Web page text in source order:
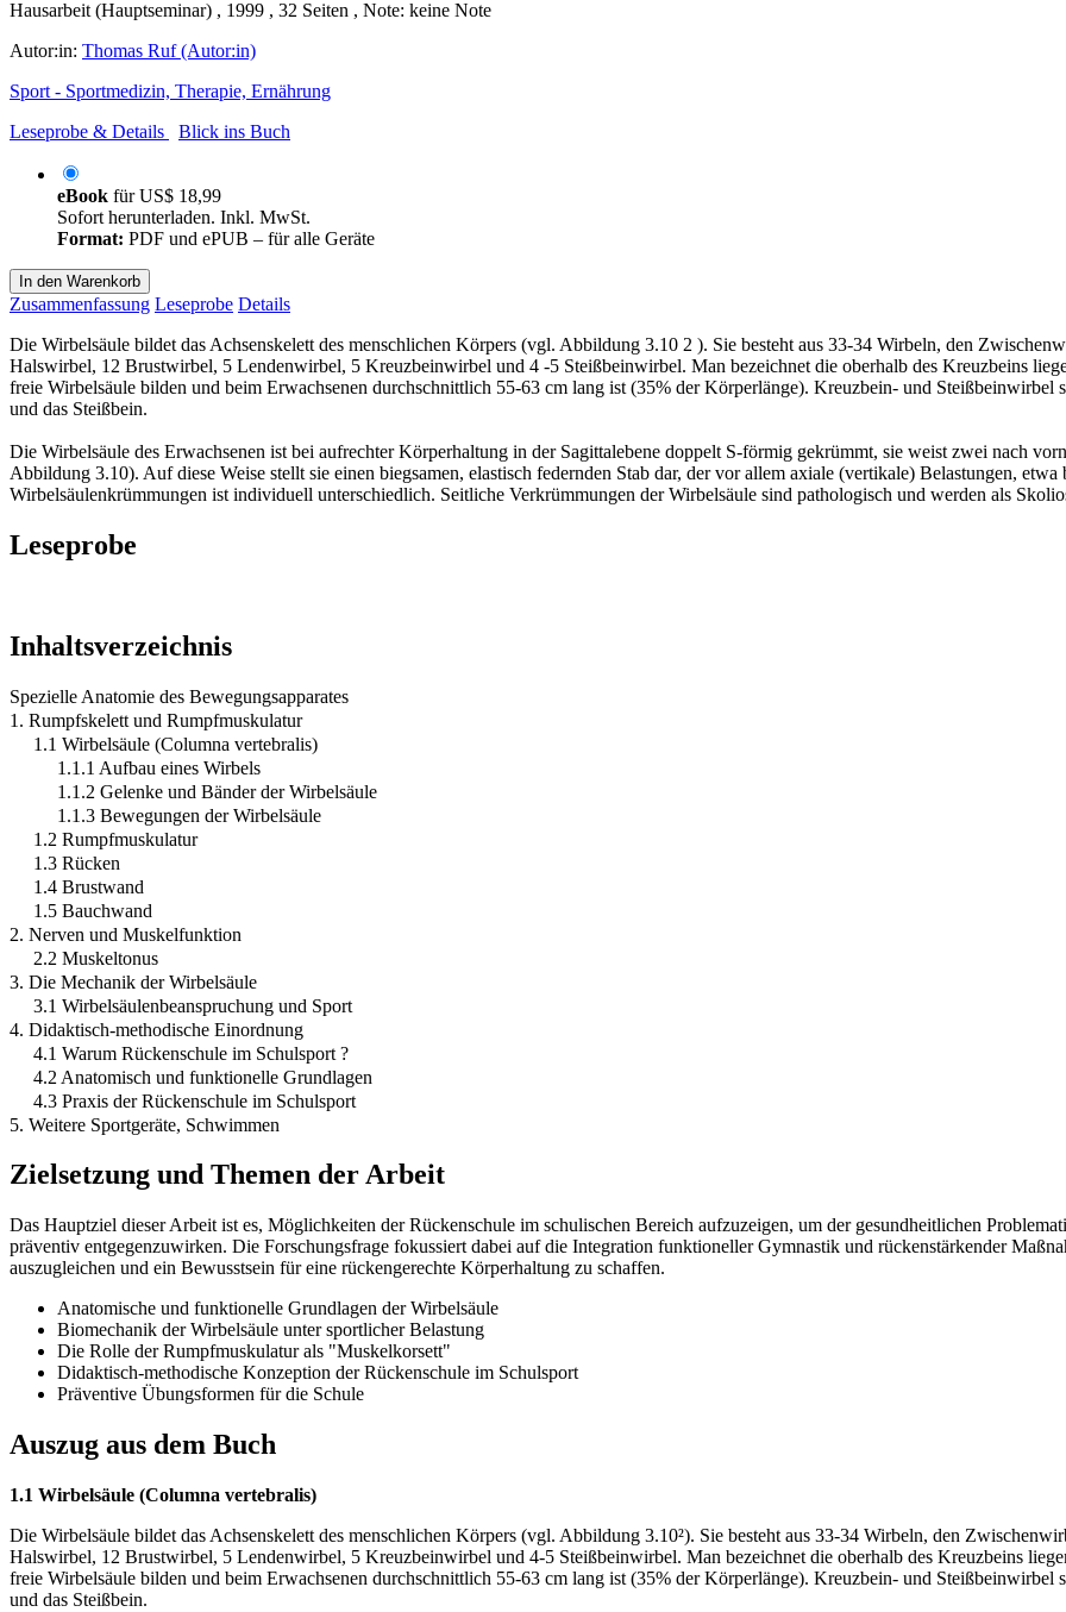
Hausarbeit (Hauptseminar) , 1999 , 32 Seiten , Note: keine Note
Autor:in: Thomas Ruf (Autor:in)
Sport - Sportmedizin, Therapie, Ernährung
Leseprobe & Details
Blick ins Buch
eBook fürUS$ 18,99
Sofort herunterladen. Inkl. MwSt.
Format: PDF und ePUB – für alle Geräte
In den Warenkorb
Zusammenfassung Leseprobe Details
Die Wirbelsäule bildet das Achsenskelett des menschlichen Körpers (vgl. Abbildung 3.10 2 ). Sie besteht aus 33-34 Wirbeln, den
Halswirbel, 12 Brustwirbel, 5 Lendenwirbel, 5 Kreuzbeinwirbel und 4 -5 Steißbeinwirbel. Man bezeichnet die oberhalb des Kreuzbeins
freie Wirbelsäule bilden und beim Erwachsenen durchschnittlich 55-63 cm lang ist (35% der Körperlänge). Kreuzbein- und Steißbeinwirbel
und das Steißbein.
Die Wirbelsäule des Erwachsenen ist bei aufrechter Körperhaltung in der Sagittalebene doppelt S-förmig gekrümmt, sie weist zwei nach
Abbildung 3.10). Auf diese Weise stellt sie einen biegsamen, elastisch federnden Stab dar, der vor allem axiale (vertikale) Belastungen,
Wirbelsäulenkrümmungen ist individuell unterschiedlich. Seitliche Verkrümmungen der Wirbelsäule sind pathologisch und werden als
Leseprobe
Inhaltsverzeichnis
Spezielle Anatomie des Bewegungsapparates
1. Rumpfskelett und Rumpfmuskulatur
1.1 Wirbelsäule (Columna vertebralis)
1.1.1 Aufbau eines Wirbels
1.1.2 Gelenke und Bänder der Wirbelsäule
1.1.3 Bewegungen der Wirbelsäule
1.2 Rumpfmuskulatur
1.3 Rücken
1.4 Brustwand
1.5 Bauchwand
2. Nerven und Muskelfunktion
2.2 Muskeltonus
3. Die Mechanik der Wirbelsäule
3.1 Wirbelsäulenbeanspruchung und Sport
4. Didaktisch-methodische Einordnung
4.1 Warum Rückenschule im Schulsport ?
4.2 Anatomisch und funktionelle Grundlagen
4.3 Praxis der Rückenschule im Schulsport
5. Weitere Sportgeräte, Schwimmen
Zielsetzung und Themen der Arbeit
Das Hauptziel dieser Arbeit ist es, Möglichkeiten der Rückenschule im schulischen Bereich aufzuzeigen, um der gesundheitlichen
präventiv entgegenzuwirken. Die Forschungsfrage fokussiert dabei auf die Integration funktioneller Gymnastik und rückenstärkender
auszugleichen und ein Bewusstsein für eine rückengerechte Körperhaltung zu schaffen.
Anatomische und funktionelle Grundlagen der Wirbelsäule
Biomechanik der Wirbelsäule unter sportlicher Belastung
Die Rolle der Rumpfmuskulatur als "Muskelkorsett"
Didaktisch-methodische Konzeption der Rückenschule im Schulsport
Präventive Übungsformen für die Schule
Auszug aus dem Buch
1.1 Wirbelsäule (Columna vertebralis)
Die Wirbelsäule bildet das Achsenskelett des menschlichen Körpers (vgl. Abbildung 3.10²). Sie besteht aus 33-34 Wirbeln, den
Halswirbel, 12 Brustwirbel, 5 Lendenwirbel, 5 Kreuzbeinwirbel und 4-5 Steißbeinwirbel. Man bezeichnet die oberhalb des Kreuzbeins
freie Wirbelsäule bilden und beim Erwachsenen durchschnittlich 55-63 cm lang ist (35% der Körperlänge). Kreuzbein- und Steißbeinwirbel
und das Steißbein.